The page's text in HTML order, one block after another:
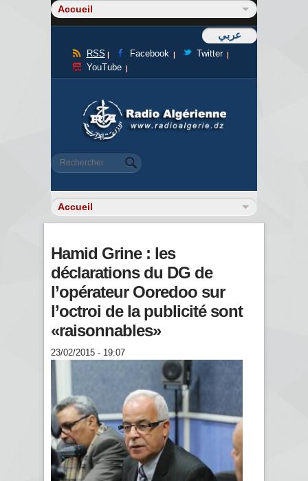
عربي
RSS Facebook
Twitter
YouTube
Formulaire de recherche
Rechercher
Hamid Grine : les
déclarations du DG de
l’opérateur Ooredoo sur
l’octroi de la publicité sont
«raisonnables»
23/02/2015 - 19:07